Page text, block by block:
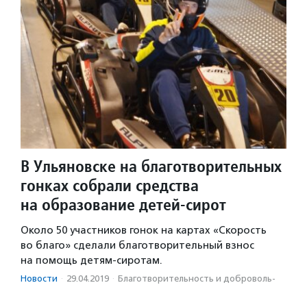
В Ульяновске на благотворительных
гонках собрали средства
на образование детей-сирот
Около 50 участников гонок на картах «Скорость
во благо» сделали благотворительный взнос
на помощь детям-сиротам.
Новости · 29.04.2019 · Благотвори­тель­ность и доброволь­